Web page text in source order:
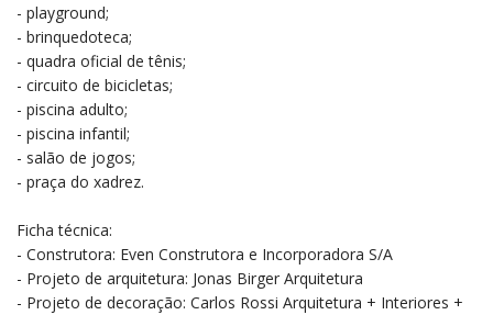
- playground;
- brinquedoteca;
- quadra oficial de tênis;
- circuito de bicicletas;
- piscina adulto;
- piscina infantil;
- salão de jogos;
- praça do xadrez.
Ficha técnica:
- Construtora: Even Construtora e Incorporadora S/A
- Projeto de arquitetura: Jonas Birger Arquitetura
- Projeto de decoração: Carlos Rossi Arquitetura + Interiores +